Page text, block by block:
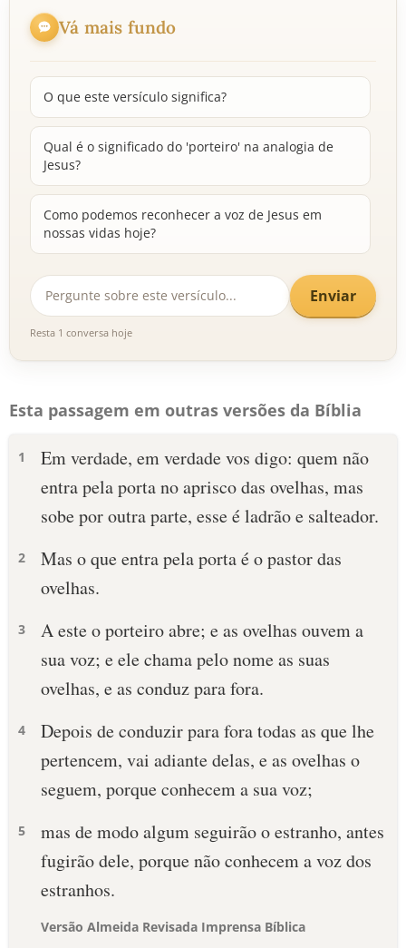
Vá mais fundo
O que este versículo significa?
Qual é o significado do 'porteiro' na analogia de
Jesus?
Como podemos reconhecer a voz de Jesus em
nossas vidas hoje?
Enviar
Resta 1 conversa hoje
Esta passagem em outras versões da Bíblia
1
Em verdade, em verdade vos digo: quem não
entra pela porta no aprisco das ovelhas, mas
sobe por outra parte, esse é ladrão e salteador.
2
Mas o que entra pela porta é o pastor das
ovelhas.
3
A este o porteiro abre; e as ovelhas ouvem a
sua voz; e ele chama pelo nome as suas
ovelhas, e as conduz para fora.
4
Depois de conduzir para fora todas as que lhe
pertencem, vai adiante delas, e as ovelhas o
seguem, porque conhecem a sua voz;
5
mas de modo algum seguirão o estranho, antes
fugirão dele, porque não conhecem a voz dos
estranhos.
Versão Almeida Revisada Imprensa Bíblica